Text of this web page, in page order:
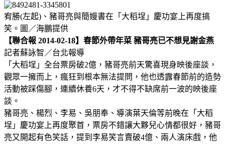
宥勝(左起)、豬哥亮與簡嫚書在「大稻埕」慶功宴上再度搞
笑。圖／海鵬提供
【聯合報 2014-02-18】春節外帶年菜 豬哥亮已不想見謝金燕
記者蘇詠智／台北報導
「大稻埕」全台票房破2億，豬哥亮前天驚喜現身映後座談，
觀眾一擁而上，瘋狂到根本無法提問，他也透露春節前的造勢
活動被踩傷腳，連續休養6天，才不得不缺席前一波的映後座
談。
豬哥亮、楊烈、李易、吳朋奉、導演葉天倫等前晚在「大稻
埕」慶功宴上再度聚首，票房不錯讓大夥兒心情都很好，豬哥
亮又開起有色笑話，提到李易笑言賣破4億、兩人演床戲，他